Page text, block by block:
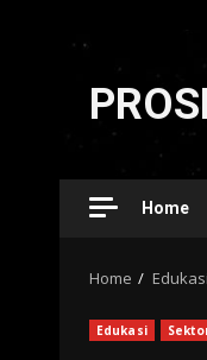
Skip
content
Home
Home Edukasi
Edukasi